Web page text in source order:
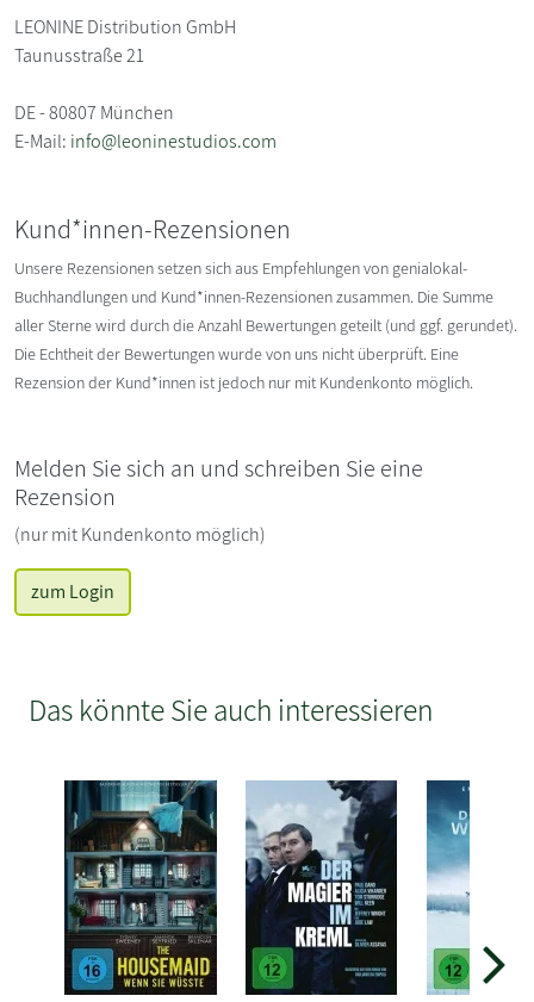
LEONINE Distribution GmbH
Taunusstraße 21
DE - 80807 München
E-Mail: info@leoninestudios.com
Kund*innen-Rezensionen
Unsere Rezensionen setzen sich aus Empfehlungen von genialokal-
Buchhandlungen und Kund*innen-Rezensionen zusammen. Die Summe
aller Sterne wird durch die Anzahl Bewertungen geteilt (und ggf. gerundet).
Die Echtheit der Bewertungen wurde von uns nicht überprüft. Eine
Rezension der Kund*innen ist jedoch nur mit Kundenkonto möglich.
Melden Sie sich an und schreiben Sie eine
Rezension
(nur mit Kundenkonto möglich)
zum Login
Das könnte Sie auch interessieren